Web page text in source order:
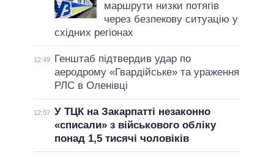
маршрути низки потягів
через безпекову ситуацію у
східних регіонах
12:49
Генштаб підтвердив удар по
аеродрому «Гвардійське» та ураження
РЛС в Оленівці
12:07 У ТЦК на Закарпатті незаконно
«списали» з військового обліку
понад 1,5 тисячі чоловіків